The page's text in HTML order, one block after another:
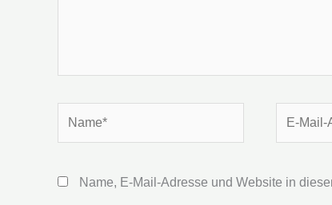
Mail-
Name, E-Mail-Adresse und Website in